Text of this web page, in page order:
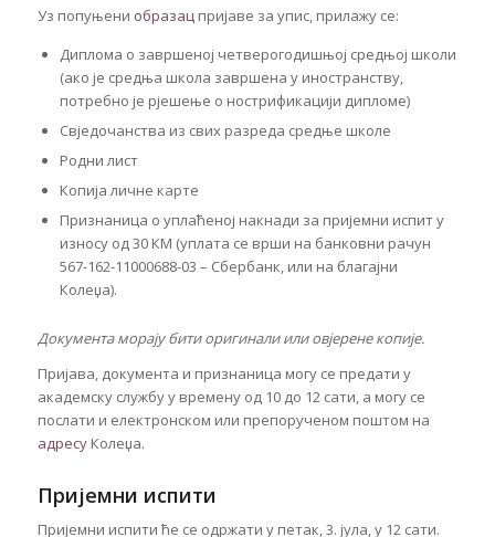
Уз попуњени образацпријаве за упис, прилажу се:
Диплома о завршеној четверогодишњој средњој школи
(ако је средња школа завршена у иностранству,
потребно је рјешење о нострификацији дипломе)
Свједочанства из свих разреда средње школе
Родни лист
Копија личне карте
Признаница о уплаћеној накнади за пријемни испит у
износу од 30 КМ (уплата се врши на банковни рачун
567-162-11000688-03 – Сбербанк, или на благајни
Колеџа).
Документа морају бити оригинали или овјерене копије.
Пријава, документа и признаница могу се предати у
академску службу у времену од 10 до 12 сати, а могу се
послати и електронском или препорученом поштом на
адресуКолеџа.
Пријемни испити
Пријемни испити ће се одржати у петак, 3. јула, у 12 сати.